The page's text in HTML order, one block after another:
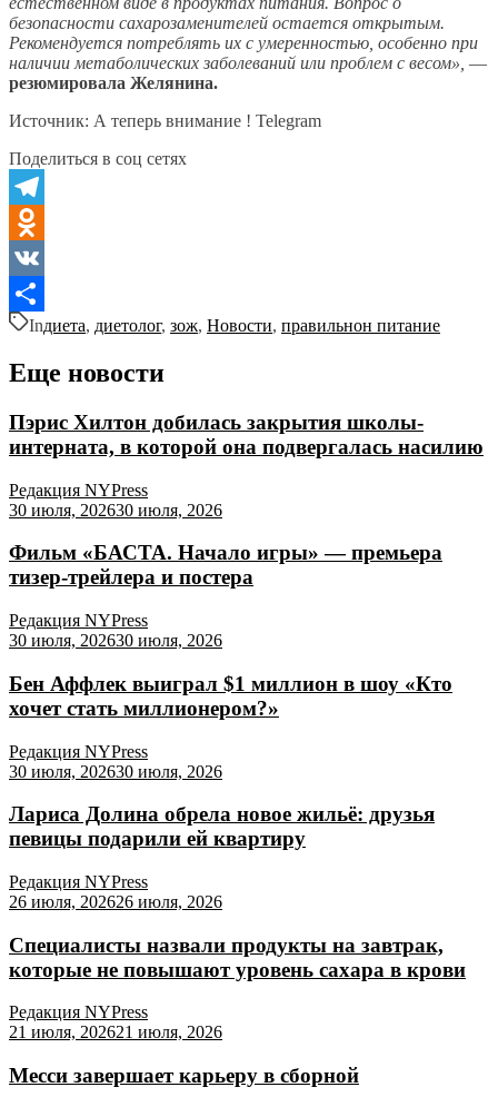
безопасности сахарозаменителей остается открытым.
Рекомендуется потреблять их с умеренностью, особенно при
наличии метаболических заболеваний или проблем с весом», —
резюмировала Желянина.
Источник: А теперь внимание ! Telegram
Поделиться в соц сетях
Telegram
Odnoklassniki
VK
Отправить
Inдиета, диетолог, зож, Новости, правильнон питание
Еще новости
Пэрис Хилтон добилась закрытия школы-
интерната, в которой она подвергалась насилию
Редакция NYPress
30 июля, 202630 июля, 2026
Фильм «БАСТА. Начало игры» — премьера
тизер-трейлера и постера
Редакция NYPress
30 июля, 202630 июля, 2026
Бен Аффлек выиграл $1 миллион в шоу «Кто
хочет стать миллионером?»
Редакция NYPress
30 июля, 202630 июля, 2026
Лариса Долина обрела новое жильё: друзья
певицы подарили ей квартиру
Редакция NYPress
26 июля, 202626 июля, 2026
Специалисты назвали продукты на завтрак,
которые не повышают уровень сахара в крови
Редакция NYPress
21 июля, 202621 июля, 2026
Месси завершает карьеру в сборной